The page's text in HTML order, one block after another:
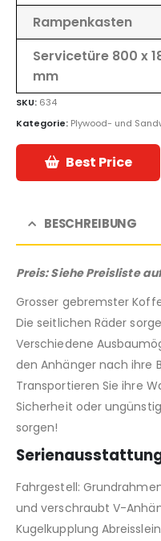
Rampenkasten
Servicetüre 800 x
mm
SKU: 634
Kategorie: Plywood- und
Best Price
BESCHREIBUNG
Preis: Siehe Preisliste
Grosser gebremster
Die seitlichen Räder
Verschiedene
den Anhänger nach ihre
Transportieren Sie ihre
Sicherheit oder
sorgen!
Fahrgestell:
und verschraubt V-
Kugelkupplung